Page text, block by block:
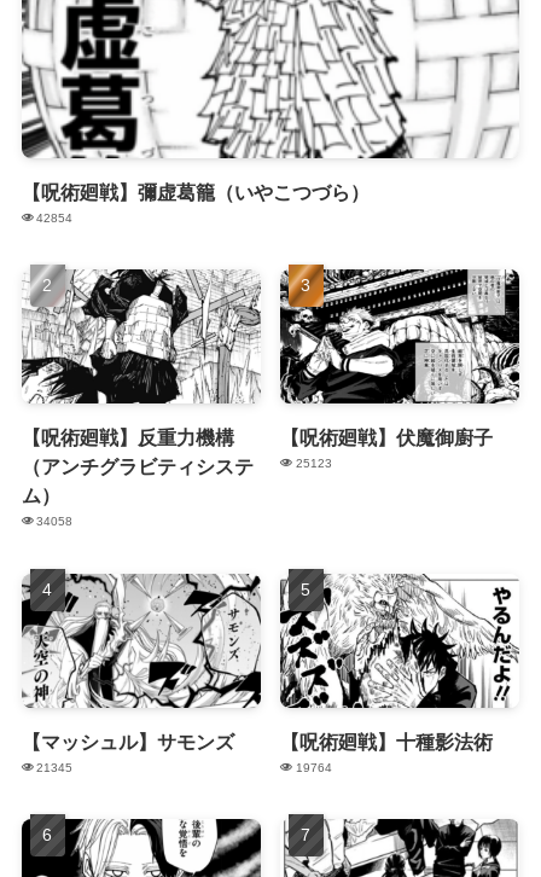
【呪術廻戦】彌虚葛籠（いやこつづら）
42854
【呪術廻戦】反重力機構
（アンチグラビティシステ
ム）
34058
【呪術廻戦】伏魔御廚子
25123
【マッシュル】サモンズ
21345
【呪術廻戦】十種影法術
19764